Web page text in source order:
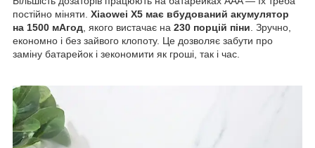
постійно міняти. Xiaowei X5 має вбудований акумулятор
на 1500 мАгод , якого вистачає на 230 порцій піни . Зручно,
економно і без зайвого клопоту. Це дозволяє забути про
заміну батарейок і зекономити як гроші, так і час.